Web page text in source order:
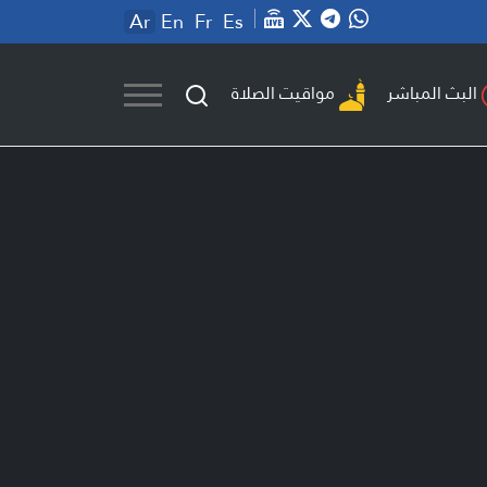
Ar En Fr Es
البث المباشر مواقيت الصلاة